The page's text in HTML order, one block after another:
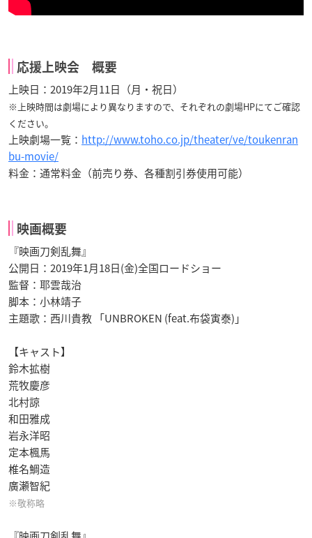
応援上映会 概要
上映日：2019年2月11日（月・祝日）
※上映時間は劇場により異なりますので、それぞれの劇場HPにてご確認
ください。
上映劇場一覧： http://www.toho.co.jp/theater/ve/toukenran
bu-movie/
料金：通常料金（前売り券、各種割引券使用可能）
映画概要
『映画刀剣乱舞』
公開日：2019年1月18日(金)全国ロードショー
監督：耶雲哉治
脚本：小林靖子
主題歌：西川貴教 「UNBROKEN (feat.布袋寅泰)」
【キャスト】
鈴木拡樹
荒牧慶彦
北村諒
和田雅成
岩永洋昭
定本楓馬
椎名鯛造
廣瀬智紀
※敬称略